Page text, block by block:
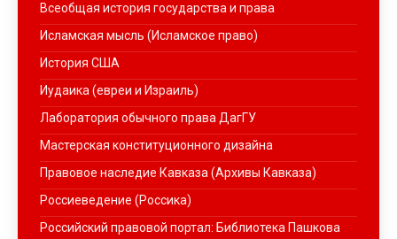
Всеобщая история государства и права
Исламская мысль (Исламское право)
История США
Иудаика (евреи и Израиль)
Лаборатория обычного права ДагГУ
Мастерская конституционного дизайна
Правовое наследие Кавказа (Архивы Кавказа)
Россиеведение (Россика)
Российский правовой портал: Библиотека Пашкова